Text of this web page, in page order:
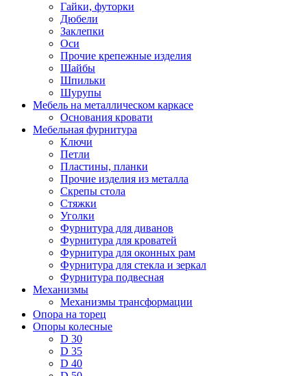
Гайки, футорки
Дюбели
Заклепки
Оси
Прочие крепежные изделия
Шайбы
Шпильки
Шурупы
Мебель на металлическом каркасе
Основания кровати
Мебельная фурнитура
Ключи
Петли
Пластины, планки
Прочие изделия из металла
Скрепы стола
Стяжки
Уголки
Фурнитура для диванов
Фурнитура для кроватей
Фурнитура для оконных рам
Фурнитура для стекла и зеркал
Фурнитура подвесная
Механизмы
Механизмы трансформации
Опора на торец
Опоры колесные
D 30
D 35
D 40